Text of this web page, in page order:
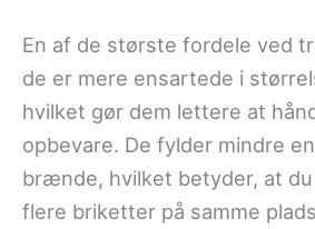
En af de største fordele ved
de er mere ensartede i
hvilket gør dem lettere at
opbevare. De fylder mindre
brænde, hvilket betyder, at
flere briketter på samme